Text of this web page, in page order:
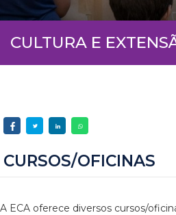
CULTURA E
CURSOS/OFICINAS
A ECA oferece diversos cursos/